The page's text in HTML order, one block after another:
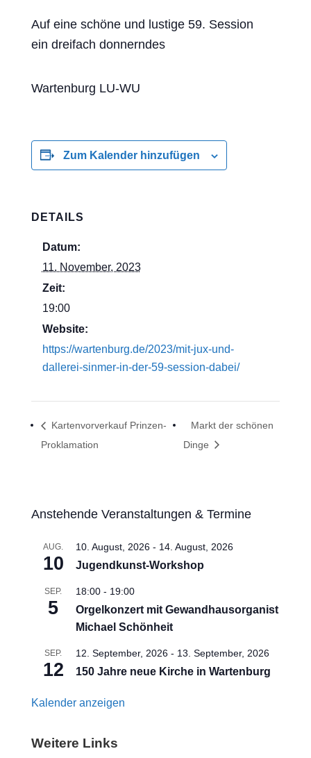
Auf eine schöne und lustige 59. Session
ein dreifach donnerndes
Wartenburg LU-WU
Zum Kalender hinzufügen
DETAILS
Datum:
11. November, 2023
Zeit:
19:00
Website:
https://wartenburg.de/2023/mit-jux-und-
dallerei-sinmer-in-der-59-session-dabei/
Kartenvorverkauf Prinzen-
Proklamation
Markt der schönen
Dinge
Anstehende Veranstaltungen & Termine
AUG.
10
10. August, 2026- 14. August, 2026
Jugendkunst-Workshop
SEP.
5
18:00- 19:00
Orgelkonzert mit Gewandhausorganist
Michael Schönheit
SEP.
12
12. September, 2026- 13. September, 2026
150 Jahre neue Kirche in Wartenburg
Kalender anzeigen
Weitere Links